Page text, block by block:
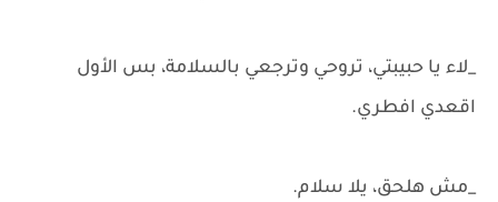
_لاء يا حبيبتي، تروحي وترجعي بالسلامة، بس الأول
اقعدي افطري.
_مش هلحق، يلا سلام.